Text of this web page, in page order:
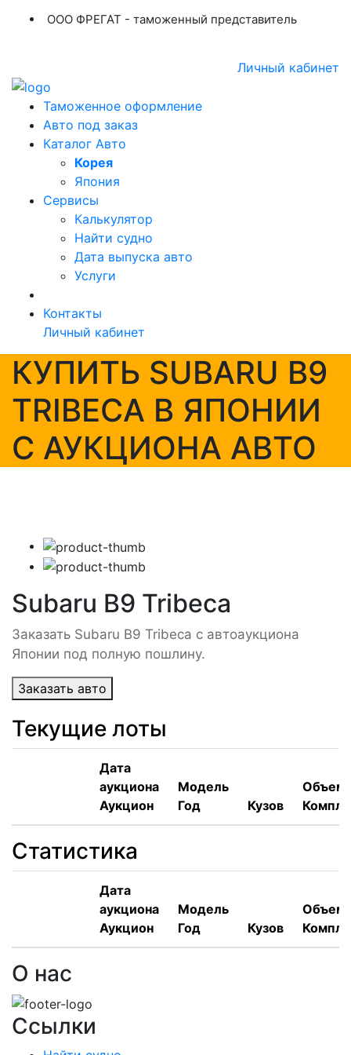
ООО ФРЕГАТ - таможенный представитель
Личный кабинет
Таможенное оформление
Авто под заказ
Каталог Авто
Корея
Япония
Сервисы
Калькулятор
Найти судно
Дата выпуска авто
Услуги
Контакты
Личный кабинет
КУПИТЬ SUBARU B9
TRIBECA В ЯПОНИИ
С АУКЦИОНА АВТО
Subaru B9 Tribeca
Заказать Subaru B9 Tribeca с автоаукциона
Японии под полную пошлину.
Заказать авто
Текущие лоты
Дата
аукциона
Аукцион
Модель
Год
Кузов
Объем,
Статистика
Дата
аукциона
Аукцион
Модель
Год
Кузов
Объем,
О нас
Ссылки